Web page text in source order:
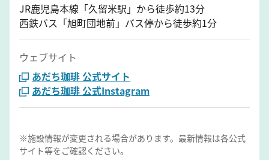
JR鹿児島本線「久留米駅」から徒歩約13分
西鉄バス「旭町団地前」バス停から徒歩約1分
ウェブサイト
あだち珈琲 公式サイト
あだち珈琲 公式Instagram
※施設情報が変更される場合があります。最新情報は各公式
サイト等をご確認ください。